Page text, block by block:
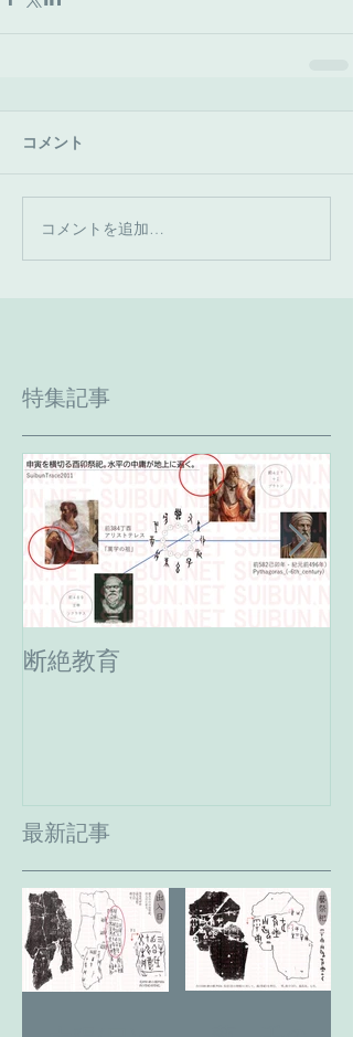
コメント
コメントを追加…
特集記事
断絶教育
最新記事